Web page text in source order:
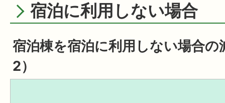
宿泊に利用しない場合
宿泊棟を宿泊に利用しない場合の
2）